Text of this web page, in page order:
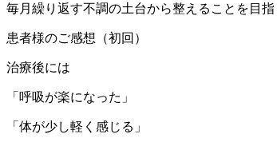
毎月繰り返す不調の土台から整えることを目指
患者様のご感想（初回）
治療後には
「呼吸が楽になった」
「体が少し軽く感じる」